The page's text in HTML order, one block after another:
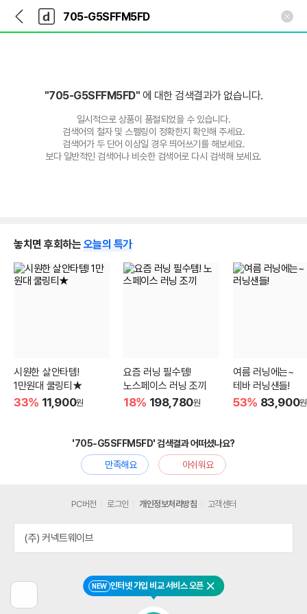
다
나
와
가
다
와
"705-G5SFFM5FD" 에 대한 검색결과가 없습니다.
일시적으로 상품이 품절되었을 수 있습니다.
검색어의 철자 및 스펠링이 정확한지 확인해 주세요.
검색어가 두 단어 이상일 경우 띄어쓰기를 해보세요.
보다 일반적인 검색어나 비슷한 검색어로 다시 검색해 보세요.
놓치면 후회하는 오늘의 특가
시원한 살안타템!
1만원대 쿨링티★
33% 11,900원
요즘 러닝 필수템!
노스페이스 러닝 조끼
18% 198,780원
여름 러닝에는~
테바 러닝샌들!
53% 83,900원
'705-G5SFFM5FD' 검색결과 어떠셨나요?
만족해요
아쉬워요
전
NEW 인터넷 가입 비교 서비스 오픈 닫기
PC버전 로그인 개인정보처리방침 고객센터
(주) 커넥트웨이브